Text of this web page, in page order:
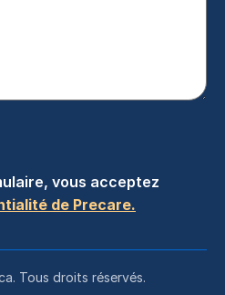
vous acceptez
de Precare.
Tous droits réservés.